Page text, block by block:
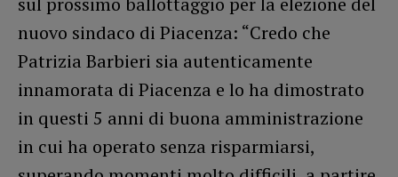
nuovo sindaco di Piacenza: “Credo che
Patrizia Barbieri sia autenticamente
innamorata di Piacenza e lo ha dimostrato
in questi 5 anni di buona amministrazione
in cui ha operato senza risparmiarsi,